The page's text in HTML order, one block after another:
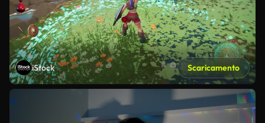
iStock Scaricamento